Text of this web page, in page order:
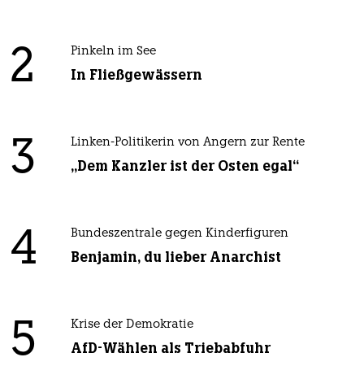
2 Pinkeln im See
In Fließgewässern
3 Linken-Politikerin von Angern zur Rente
„Dem Kanzler ist der Osten egal“
4 Bundeszentrale gegen Kinderfiguren
Benjamin, du lieber Anarchist
5 Krise der Demokratie
AfD-Wählen als Triebabfuhr